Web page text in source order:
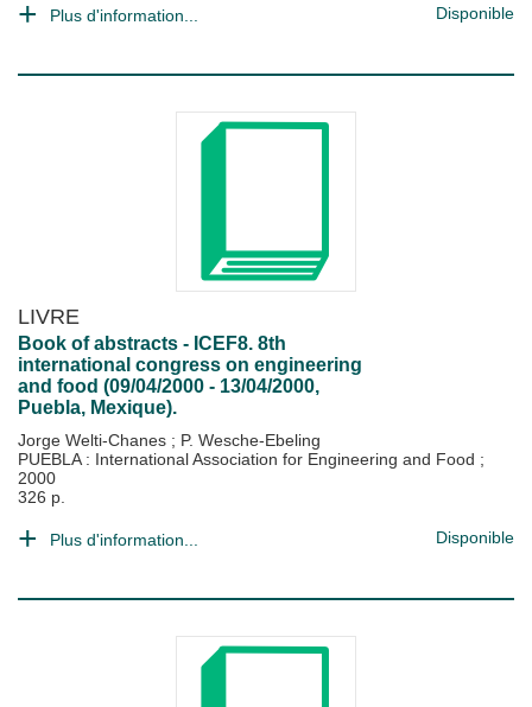
Plus d'information... Disponible
LIVRE
Book of abstracts - ICEF8. 8th
international congress on engineering
and food (09/04/2000 - 13/04/2000,
Puebla, Mexique).
Jorge Welti-Chanes ; P. Wesche-Ebeling
PUEBLA : International Association for Engineering and Food ;
2000
326 p.
Plus d'information... Disponible